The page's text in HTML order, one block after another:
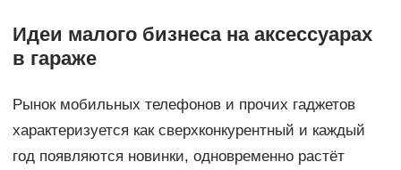
Идеи малого бизнеса на аксессуарах
в гараже
Рынок мобильных телефонов и прочих гаджетов
характеризуется как сверхконкурентный и каждый
год появляются новинки, одновременно растёт